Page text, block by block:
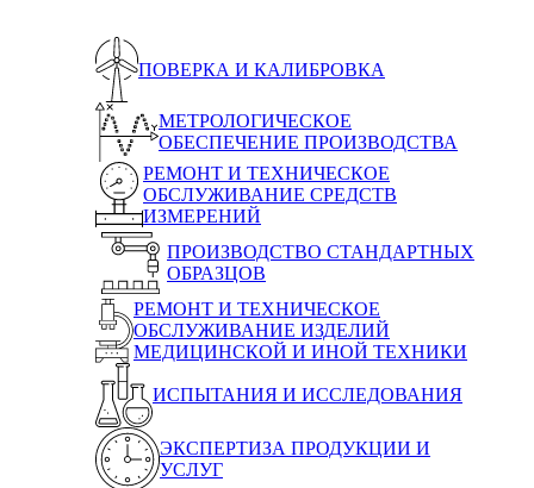
ПОВЕРКА И КАЛИБРОВКА
МЕТРОЛОГИЧЕСКОЕ
ОБЕСПЕЧЕНИЕ ПРОИЗВОДСТВА
РЕМОНТ И ТЕХНИЧЕСКОЕ
ОБСЛУЖИВАНИЕ СРЕДСТВ
ИЗМЕРЕНИЙ
ПРОИЗВОДСТВО СТАНДАРТНЫХ
ОБРАЗЦОВ
РЕМОНТ И ТЕХНИЧЕСКОЕ
ОБСЛУЖИВАНИЕ ИЗДЕЛИЙ
МЕДИЦИНСКОЙ И ИНОЙ ТЕХНИКИ
ИСПЫТАНИЯ И ИССЛЕДОВАНИЯ
ЭКСПЕРТИЗА ПРОДУКЦИИ И
УСЛУГ